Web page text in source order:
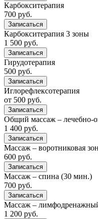
Карбокситерапия
700 руб.
Записаться
Карбокситерапия 3 зоны
1 500 руб.
Записаться
Гирудотерапия
500 руб.
Записаться
Иглорефлексотерапия
от 500 руб.
Записаться
Общий массаж – лечебно-
1 400 руб.
Записаться
Массаж – воротниковая
600 руб.
Записаться
Массаж – спина (30 мин.)
700 руб.
Записаться
Массаж –
1 200 руб.